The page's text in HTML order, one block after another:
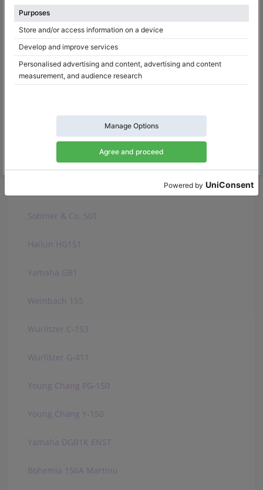
Ritmüller R 8
Samick SIG 50
Bohemia 156A Demi Chipendale
Steinberg Gerh. 152
Sohmer & Co. 50T
Hailun HG151
Yamaha GB1
Weinbach 155
Wurlitzer C-153
Wurlitzer G-411
Young Chang PG-150
Young Chang Y-150
Yamaha DGB1K ENST
Bohemia 156A Martinu